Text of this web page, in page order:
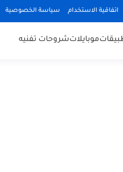
اتفاقية الاستخدام سياسة الخصوصية
موبايلاتشروحات تفنيه